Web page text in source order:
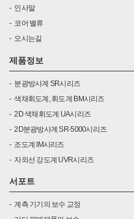
인사말
코어 밸류
오시는길
제품정보
분광방사계 SR시리즈
색채휘도계, 휘도계 BM시리즈
2D 색채휘도계 UA시리즈
2D분광방사계 SR-5000시리즈
조도계 IM시리즈
자외선 강도계 UVR시리즈
서포트
계측 기기의 보수 교정